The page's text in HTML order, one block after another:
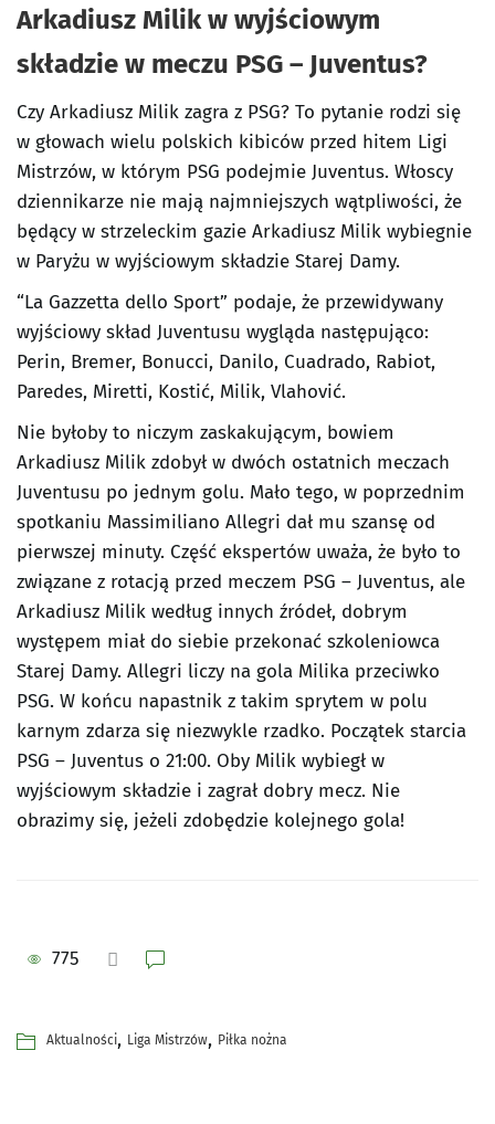
Arkadiusz Milik w wyjściowym
składzie w meczu PSG – Juventus?
Czy Arkadiusz Milik zagra z PSG? To pytanie rodzi się
w głowach wielu polskich kibiców przed hitem Ligi
Mistrzów, w którym PSG podejmie Juventus. Włoscy
dziennikarze nie mają najmniejszych wątpliwości, że
będący w strzeleckim gazie Arkadiusz Milik wybiegnie
w Paryżu w wyjściowym składzie Starej Damy.
“La Gazzetta dello Sport” podaje, że przewidywany
wyjściowy skład Juventusu wygląda następująco:
Perin, Bremer, Bonucci, Danilo, Cuadrado, Rabiot,
Paredes, Miretti, Kostić, Milik, Vlahović.
Nie byłoby to niczym zaskakującym, bowiem
Arkadiusz Milik zdobył w dwóch ostatnich meczach
Juventusu po jednym golu. Mało tego, w poprzednim
spotkaniu Massimiliano Allegri dał mu szansę od
pierwszej minuty. Część ekspertów uważa, że było to
związane z rotacją przed meczem PSG – Juventus, ale
Arkadiusz Milik według innych źródeł, dobrym
występem miał do siebie przekonać szkoleniowca
Starej Damy. Allegri liczy na gola Milika przeciwko
PSG. W końcu napastnik z takim sprytem w polu
karnym zdarza się niezwykle rzadko. Początek starcia
PSG – Juventus o 21:00. Oby Milik wybiegł w
wyjściowym składzie i zagrał dobry mecz. Nie
obrazimy się, jeżeli zdobędzie kolejnego gola!
775
Aktualności, Liga Mistrzów, Piłka nożna